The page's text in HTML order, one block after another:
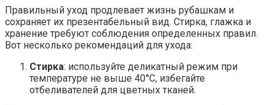
Правильный уход продлевает жизнь рубашкам и
сохраняет их презентабельный вид. Стирка, глажка и
хранение требуют соблюдения определенных правил.
Вот несколько рекомендаций для ухода:
Стирка: используйте деликатный режим при
температуре не выше 40°C, избегайте
отбеливателей для цветных тканей.